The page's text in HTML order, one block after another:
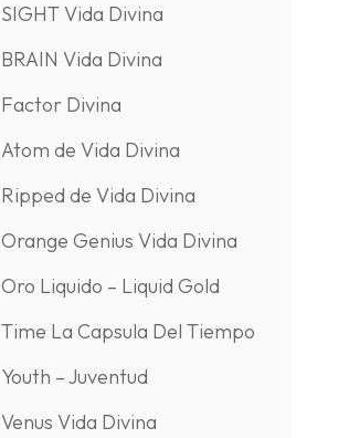
SIGHT Vida Divina
BRAIN Vida Divina
Factor Divina
Atom de Vida Divina
Ripped de Vida Divina
Orange Genius Vida Divina
Oro Liquido – Liquid Gold
Time La Capsula Del Tiempo
Youth – Juventud
Venus Vida Divina